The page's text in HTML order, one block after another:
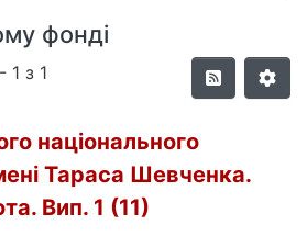
фонді
1 з 1
національного
Тараса Шевченка.
Вип. 1 (11)